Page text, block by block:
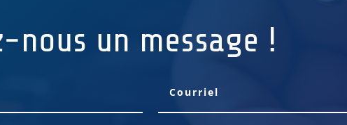
nous un message !